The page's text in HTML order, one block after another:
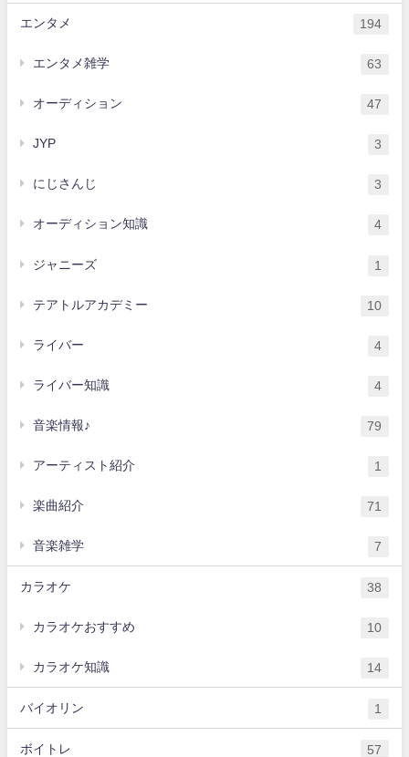
エンタメ 194
エンタメ雑学 63
オーディション 47
JYP 3
にじさんじ 3
オーディション知識 4
ジャニーズ 1
テアトルアカデミー 10
ライバー 4
ライバー知識 4
音楽情報♪ 79
アーティスト紹介 1
楽曲紹介 71
音楽雑学 7
カラオケ 38
カラオケおすすめ 10
カラオケ知識 14
バイオリン 1
ボイトレ 57